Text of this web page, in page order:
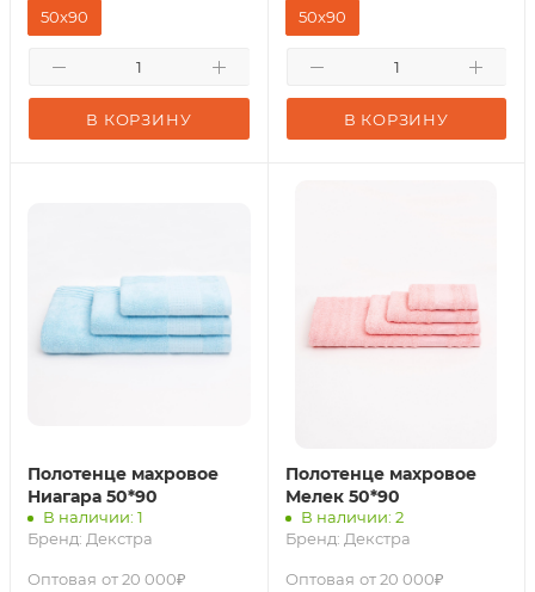
В КОРЗИНУ
50x90
В КОРЗИНУ
50x90
Полотенце махровое
Ниагара 50*90
В наличии: 1
Бренд: Декстра
Оптовая от 20 000₽
Полотенце махровое
Мелек 50*90
В наличии: 2
Бренд: Декстра
Оптовая от 20 000₽